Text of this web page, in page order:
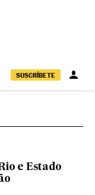
SUSCRÍBETE
e Estado